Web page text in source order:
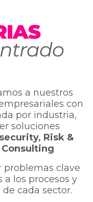
a nuestros
con
por industria,
soluciones
Risk &
problemas clave
los procesos y
cada sector.